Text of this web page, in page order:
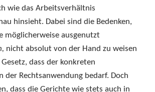
wie das Arbeitsverhältnis
hinsieht. Dabei sind die Bedenken,
möglicherweise ausgenutzt
nicht absolut von der Hand zu weisen
dass der konkreten
der Rechtsanwendung bedarf. Doch
dass die Gerichte wie stets auch in